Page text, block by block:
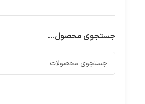
جستجوی محصول…